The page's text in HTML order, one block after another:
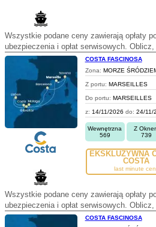
Wszystkie podane ceny zawierają opłaty
ubezpieczenia i opłat serwisowych.
COSTA FASCINOSA
Zona: MORZE
Z portu: MARSEILLES
Do portu: MARSEILLES
z: 14/11/2026 do: 24/11/
Wewnętrzna
569
Z
739
EKSKLUZYWNA
COSTA
last minute
Wszystkie podane ceny zawierają opłaty
ubezpieczenia i opłat serwisowych.
COSTA FASCINOSA